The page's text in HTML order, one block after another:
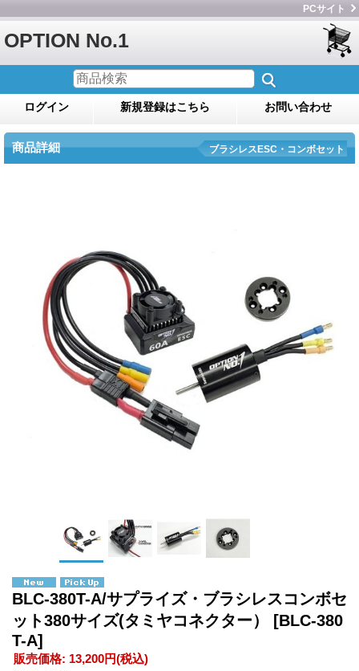
PCサイト
OPTION No.1
ログイン 新規登録はこちら お問い合わせ
商品詳細 ブラシレスESC・コンボセット
BLC-380T-A/サプライズ・ブラシレスコンボセ
ット380サイズ(タミヤコネクター） [BLC-380
T-A]
販売価格: 13,200円(税込)